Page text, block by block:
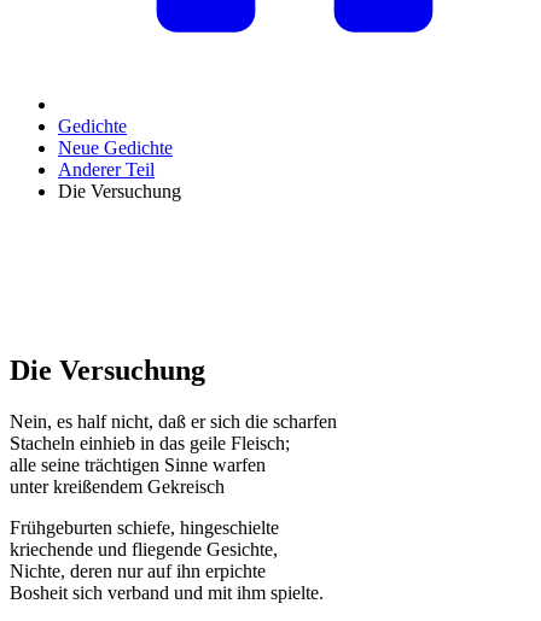
Gedichte
Neue Gedichte
Anderer Teil
Die Versuchung
Die Versuchung
Nein, es half nicht, daß er sich die scharfen
Stacheln einhieb in das geile Fleisch;
alle seine trächtigen Sinne warfen
unter kreißendem Gekreisch
Frühgeburten schiefe, hingeschielte
kriechende und fliegende Gesichte,
Nichte, deren nur auf ihn erpichte
Bosheit sich verband und mit ihm spielte.